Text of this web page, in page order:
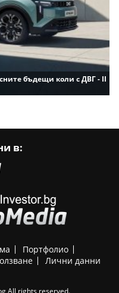
бъдещи коли с ДВГ - II
в:
Портфолио
Лични данни
All rights reserved.